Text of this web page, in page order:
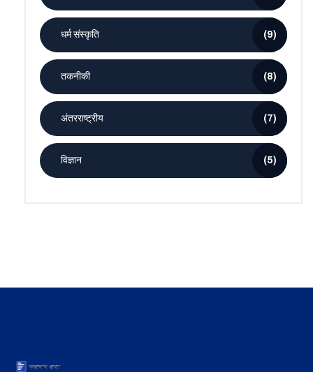
धर्म संस्कृति (9)
तकनीकी (8)
अंतरराष्ट्रीय (7)
विज्ञान (5)